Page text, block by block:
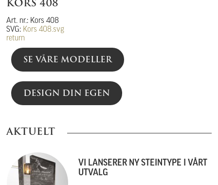
Art. nr.: Kors 408
SVG: Kors 408.svg
return
SE VÅRE MODELLER
DESIGN DIN EGEN
AKTUELT
VI LANSERER NY STEINTYPE I VÅRT
UTVALG